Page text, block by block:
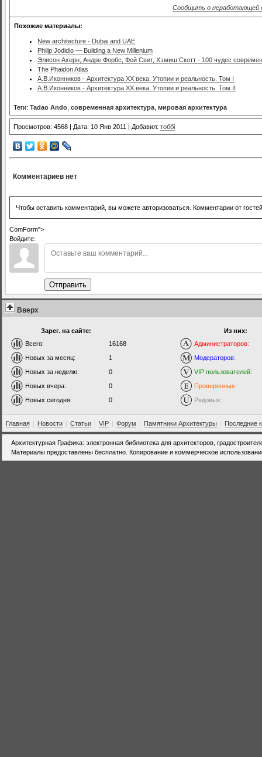
Сообщить о неработающей
Похожие материалы:
New architecture - Dubai and UAE
Philip Jodidio — Building a New Millenium
Элисон Ахерн, Андре Форбс, Фей Свит, Хэмиш Скотт - 100 чудес
The Phaidon Atlas
А.В.Иконников - Архитектура XX века. Утопии и реальность. Том I
А.В.Иконников - Архитектура XX века. Утопии и реальность. Том II
Теги: Tadao Ando современная архитектура мировая архитектура
Просмотров: 4568 | Дата: 10 Янв 2011 | Добавил: тоббі
Комментариев нет
Чтобы оставить комментарий, вы можете авторизоваться. Комментарии от
ComForm">
Войдите:
Отправить
Вверх
Зарег. на сайте:
Всего:
16168
Новых за месяц:
1
Новых за неделю:
0
Новых вчера:
0
Новых сегодня:
0
Из них:
Администраторов:
Модераторов:
VIP пользователей:
Проверенных:
Рядовых:
Главная | Новости | Статьи | VIP | Форум | Памятники Архитектуры | Последние
Архитектурная Графика: электронная библиотека для архитекторов,
Материалы предоставлены бесплатно. Копирование и коммерческое